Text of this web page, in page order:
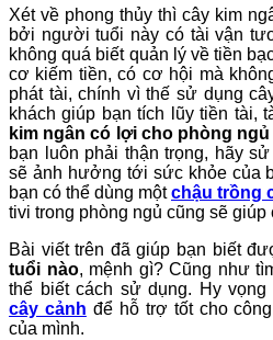
Xét về phong thủy thì cây kim
bởi người tuổi này có tài vận
không quá biết quản lý về tiền
cơ kiếm tiền, có cơ hội mà
phát tài, chính vì thế sử dụng
khách giúp bạn tích lũy tiền tài,
kim ngân có lợi cho phòng ngủ
bạn luôn phải thận trọng, hãy
sẽ ảnh hưởng tới sức khỏe của
bạn có thể dùng mộtchậu trồng
tivi trong phòng ngủ cũng sẽ
Bài viết trên đã giúp bạn biết
tuổi nào, mệnh gì? Cũng như
thể biết cách sử dụng. Hy
cây cảnh để hỗ trợ tốt cho
của mình.